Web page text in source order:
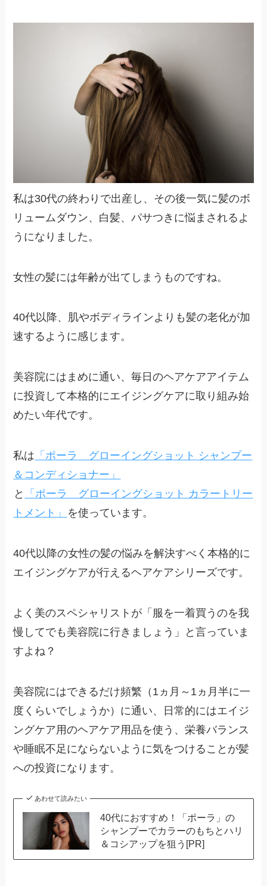
私は30代の終わりで出産し、その後一気に髪のボ
リュームダウン、白髪、パサつきに悩まされるよ
うになりました。
女性の髪には年齢が出てしまうものですね。
40代以降、肌やボディラインよりも髪の老化が加
速するように感じます。
美容院にはまめに通い、毎日のヘアケアアイテム
に投資して本格的にエイジングケアに取り組み始
めたい年代です。
私は 「ポーラ グローイングショット シャンプー
＆コンディショナー」
と
「ポーラ グローイングショット カラートリー
トメント」
を使っています。
40代以降の女性の髪の悩みを解決すべく本格的に
エイジングケアが行えるヘアケアシリーズです。
よく美のスペシャリストが「服を一着買うのを我
慢してでも美容院に行きましょう」と言っていま
すよね？
美容院にはできるだけ頻繁（1ヵ月～1ヵ月半に一
度くらいでしょうか）に通い、日常的にはエイジ
ングケア用のヘアケア用品を使う、栄養バランス
や睡眠不足にならないように気をつけることが髪
への投資になります。
あわせて読みたい
40代におすすめ！「ポーラ」の
シャンプーでカラーのもちとハリ
＆コシアップを狙う[PR]